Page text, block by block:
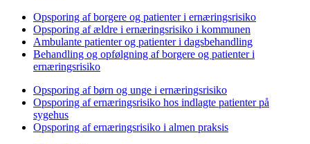
Opsporing af borgere og patienter i ernæringsrisiko
Opsporing af ældre i ernæringsrisiko i kommunen
Ambulante patienter og patienter i dagsbehandling
Behandling og opfølgning af borgere og patienter i
ernæringsrisiko
Opsporing af børn og unge i ernæringsrisiko
Opsporing af ernæringsrisiko hos indlagte patienter på
sygehus
Opsporing af ernæringsrisiko i almen praksis